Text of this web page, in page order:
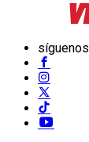
síguenos